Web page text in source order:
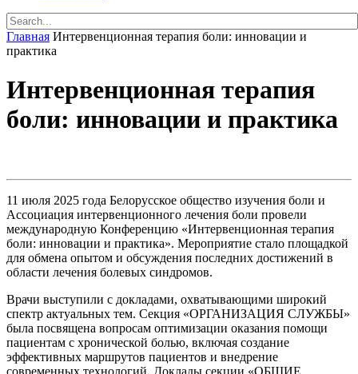
Главная Интервенционная терапия боли: инновации и
практика
Интервенционная терапия
боли: инновации и практика
11 июля 2025 года Белорусское общество изучения боли и
Ассоциация интервенционного лечения боли провели
международную Конференцию «Интервенционная терапия
боли: инновации и практика». Мероприятие стало площадкой
для обмена опытом и обсуждения последних достижений в
области лечения болевых синдромов.
Врачи выступили с докладами, охватывающими широкий
спектр актуальных тем. Секция «ОРГАНИЗАЦИЯ СЛУЖБЫ»
была посвящена вопросам оптимизации оказания помощи
пациентам с хронической болью, включая создание
эффективных маршрутов пациентов и внедрение
современных технологий. Доклады секции «ОБЩИЕ